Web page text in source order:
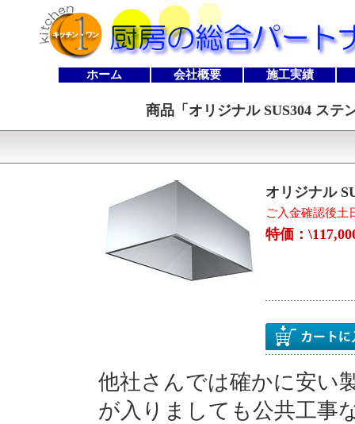
ホーム 会社概要 施工実績
商品「 オリジナル SUS304 ス
オリジナル
ご入金確認後土
特価：
他社さんでは確かに安い
が入りましても公共工事